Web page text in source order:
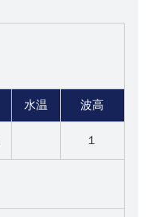
水温 波高
１